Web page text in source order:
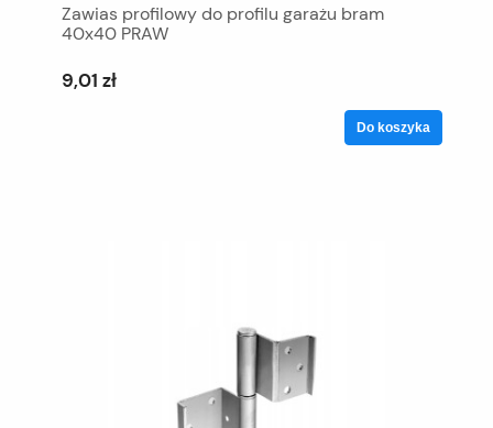
Zawias profilowy do profilu garażu bram
40x40 PRAW
9,01 zł
Do koszyka